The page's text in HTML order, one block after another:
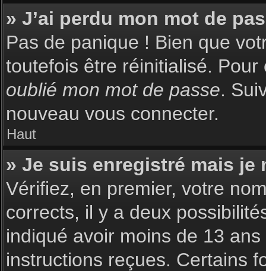
» J’ai perdu mon mot de
Pas de panique ! Bien que
toutefois être réinitialisé.
oublié mon mot de passe.
nouveau vous connecter.
Haut
» Je suis enregistré mais je
Vérifiez, en premier, votre
corrects, il y a deux
indiqué avoir moins de 13
instructions reçues. Certains